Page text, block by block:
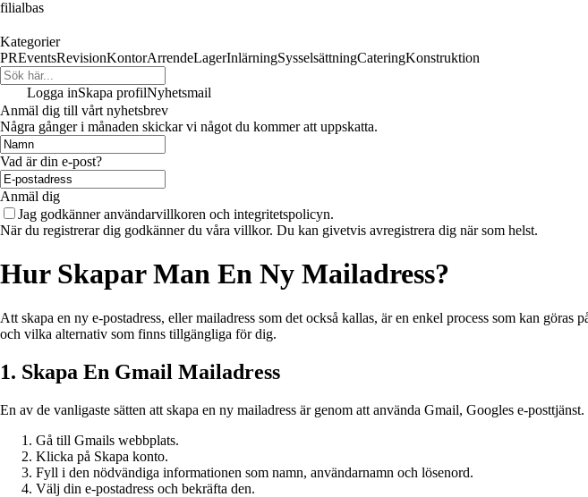
filialbas
Kategorier
PREventsRevisionKontorArrendeLagerInlärningSysselsättningCateringKonstruktion
Logga inSkapa profilNyhetsmail
Anmäl dig till vårt nyhetsbrev
Några gånger i månaden skickar vi något du kommer att uppskatta.
Vad är din e-post?
Anmäl dig
Jag godkänner användarvillkoren och integritetspolicyn.
När du registrerar dig godkänner du våra villkor. Du kan givetvis avregistrera dig när som helst.
Hur Skapar Man En Ny Mailadress?
Att skapa en ny e-postadress, eller mailadress som det också kallas, är en enkel process som kan
och vilka alternativ som finns tillgängliga för dig.
1. Skapa En Gmail Mailadress
En av de vanligaste sätten att skapa en ny mailadress är genom att använda Gmail, Googles e-
Gå till Gmails webbplats.
Klicka på Skapa konto.
Fyll i den nödvändiga informationen som namn, användarnamn och lösenord.
Välj din e-postadress och bekräfta den.